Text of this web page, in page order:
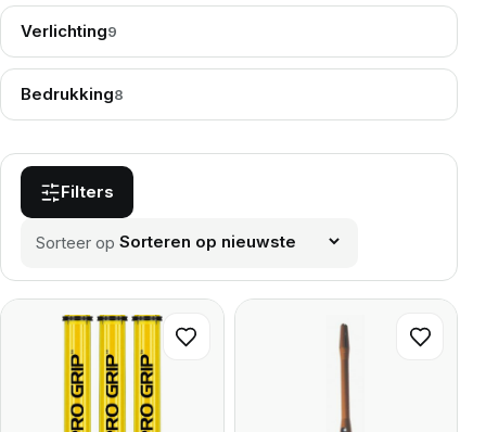
Verlichting9
Bedrukking8
Filters
Sorteer op